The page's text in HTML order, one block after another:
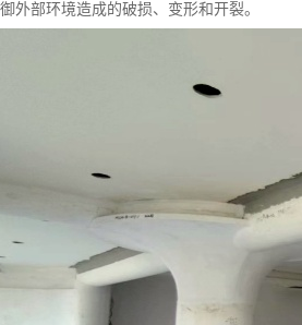
外部环境造成的破损、变形和开裂。